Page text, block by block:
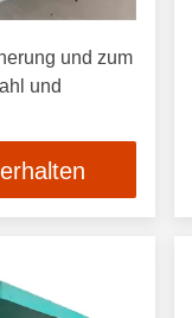
und zum
und